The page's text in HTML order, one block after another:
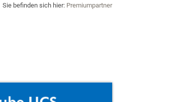
Sie befinden sich hier: Premiumpartner